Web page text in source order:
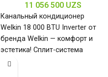
11 056 500 UZS
Канальный кондиционер
Welkin 18 000 BTU Inverter от
бренда Welkin — комфорт и
эстетика! Сплит-система
мощностью 18000 БТЕ для